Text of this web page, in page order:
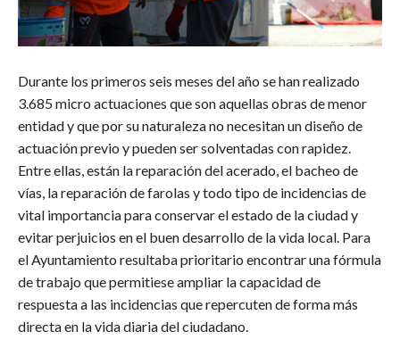
Durante los primeros seis meses del año se han realizado
3.685 micro actuaciones que son aquellas obras de menor
entidad y que por su naturaleza no necesitan un diseño de
actuación previo y pueden ser solventadas con rapidez.
Entre ellas, están la reparación del acerado, el bacheo de
vías, la reparación de farolas y todo tipo de incidencias de
vital importancia para conservar el estado de la ciudad y
evitar perjuicios en el buen desarrollo de la vida local. Para
el Ayuntamiento resultaba prioritario encontrar una fórmula
de trabajo que permitiese ampliar la capacidad de
respuesta a las incidencias que repercuten de forma más
directa en la vida diaria del ciudadano.